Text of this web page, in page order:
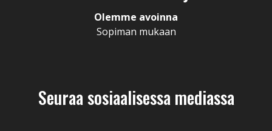
Olemme avoinna
Sopiman mukaan
Seuraa sosiaalisessa mediassa